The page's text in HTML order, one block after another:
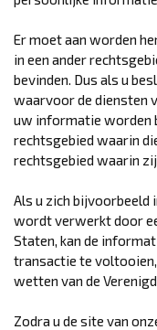
Er moet aan worden
in een ander
bevinden. Dus als u
waarvoor de diensten
uw informatie worden
rechtsgebied waarin
rechtsgebied waarin
Als u zich bijvoorbeeld
wordt verwerkt door
Staten, kan de
transactie te
wetten van de
Zodra u de site van